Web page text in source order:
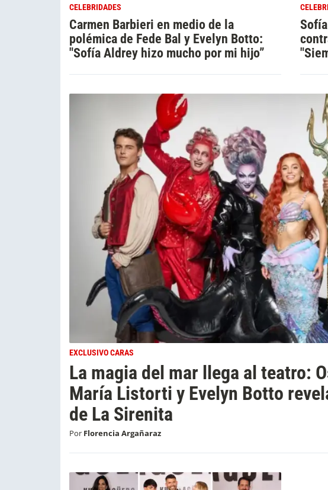
CELEBRIDADES
Carmen Barbieri en medio de la
polémica de Fede Bal y Evelyn Botto:
"Sofía Aldrey hizo mucho por mi hijo”
EXCLUSIVO CARAS
La magia del mar llega al teatro:
María Listorti y Evelyn Botto
de La Sirenita
Por Florencia Argañaraz